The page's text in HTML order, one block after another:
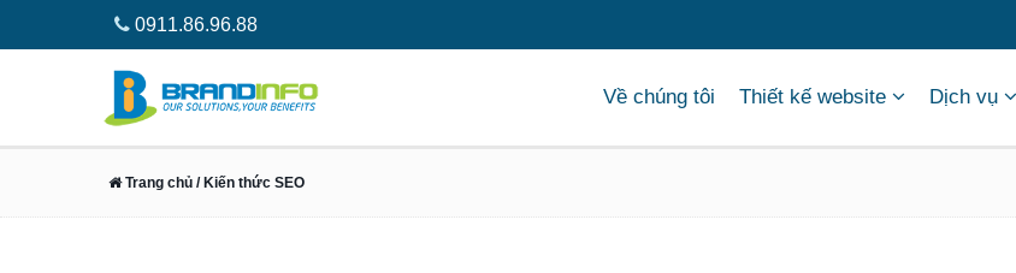
0911.86.96.88
Về chúng tôi Thiết kế website Dịch vụ
Trang chủ / Kiến thức SEO